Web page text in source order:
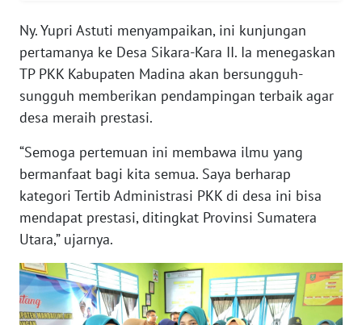
Ny. Yupri Astuti menyampaikan, ini kunjungan
pertamanya ke Desa Sikara-Kara II. Ia menegaskan
TP PKK Kabupaten Madina akan bersungguh-
sungguh memberikan pendampingan terbaik agar
desa meraih prestasi.
“Semoga pertemuan ini membawa ilmu yang
bermanfaat bagi kita semua. Saya berharap
kategori Tertib Administrasi PKK di desa ini bisa
mendapat prestasi, ditingkat Provinsi Sumatera
Utara,” ujarnya.
WN
SERAMBI
WN
JAMBI
WN
SULTRA
WN
WN
SULTENG